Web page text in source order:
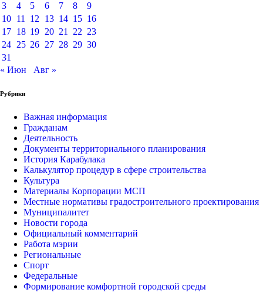
3
4 5 6 7 8
9
10 11 12 13 14 15 16
17 18 19 20 21 22 23
24 25 26 27 28 29 30
31
« Июн
Авг »
Рубрики
Важная информация
Гражданам
Деятельность
Документы территориального планирования
История Карабулака
Калькулятор процедур в сфере строительства
Культура
Материалы Корпорации МСП
Местные нормативы градостроительного проектирования
Муниципалитет
Новости города
Официальный комментарий
Работа мэрии
Региональные
Спорт
Федеральные
Формирование комфортной городской среды